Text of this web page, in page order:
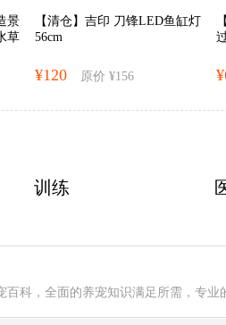
景
草
【清仓】吉印 刀锋LED鱼缸灯
56cm
¥120 原价 ¥156
训练
百科，全面的养宠知识满足所需，专